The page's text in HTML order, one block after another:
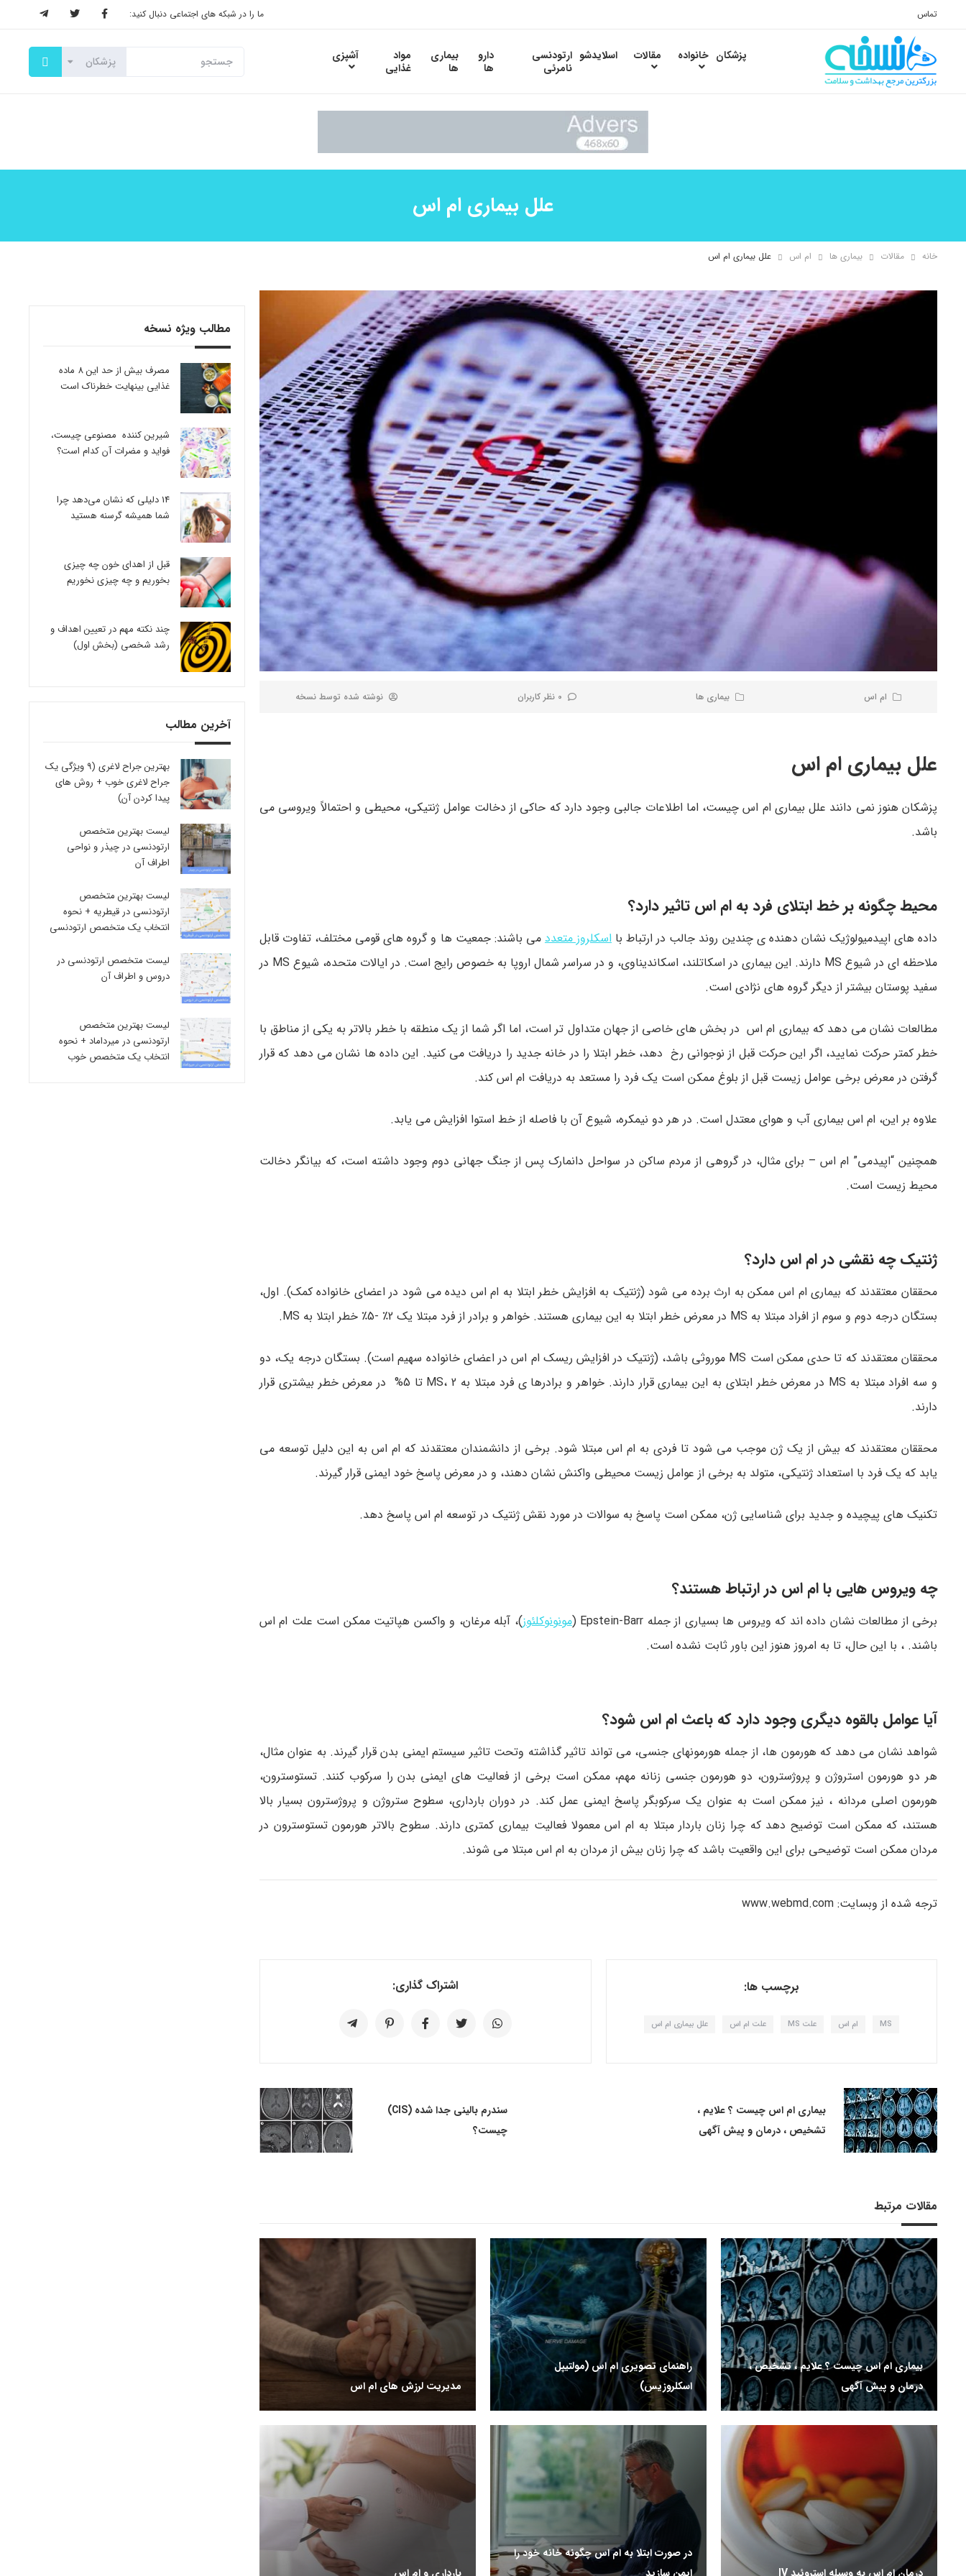
تماس ما را در شبکه های اجتماعی دنبال کنید:
پزشکان خانواده مقالات اسلایدشو ارتودنسی
نامرئی
دارو
ها
بیماری
ها
مواد
غذایی
آشپزی
علل بیماری ام اس
خانه مقالات بیماری ها ام اس علل بیماری ام اس
ام اس بیماری ها 0 نظر کاربران نوشته شده توسط نسخه
علل بیماری ام اس
پزشکان هنوز نمی دانند علل بیماری ام اس چیست، اما اطلاعات جالبی وجود دارد که حاکی از دخالت عوامل ژنتیکی، محیطی و احتمالاً ویروسی می
باشد.
محیط چگونه بر خط ابتلای فرد به ام اس تاثیر دارد؟
داده های اپیدمیولوژیک نشان دهنده ی چندین روند جالب در ارتباط با اسکلروز متعدد می باشند: جمعیت ها و گروه های قومی مختلف، تفاوت قابل
ملاحظه ای در شیوع MS دارند. این بیماری در اسکاتلند، اسکاندیناوی، و در سراسر شمال اروپا به خصوص رایج است. در ایالات متحده، شیوع MS در
سفید پوستان بیشتر از دیگر گروه های نژادی است.
مطالعات نشان می دهد که بیماری ام اس در بخش های خاصی از جهان متداول تر است، اما اگر شما از یک منطقه با خطر بالاتر به یکی از مناطق با
خطر کمتر حرکت نمایید، اگر این حرکت قبل از نوجوانی رخ دهد، خطر ابتلا را در خانه جدید را دریافت می کنید. این داده ها نشان می دهد که قرار
گرفتن در معرض برخی عوامل زیست قبل از بلوغ ممکن است یک فرد را مستعد به دریافت ام اس کند.
علاوه بر این، ام اس بیماری آب و هوای معتدل است. در هر دو نیمکره، شیوع آن با فاصله از خط استوا افزایش می یابد.
همچنین “اپیدمی” ام اس – برای مثال، در گروهی از مردم ساکن در سواحل دانمارک پس از جنگ جهانی دوم وجود داشته است، که بیانگر دخالت
محیط زیست است.
ژنتیک چه نقشی در ام اس دارد؟
محققان معتقدند که بیماری ام اس ممکن به ارث برده می شود (ژنتیک به افزایش خطر ابتلا به ام اس دیده می شود در اعضای خانواده کمک). اول،
بستگان درجه دوم و سوم از افراد مبتلا به MS در معرض خطر ابتلا به این بیماری هستند. خواهر و برادر از فرد مبتلا یک 2٪ -5٪ خطر ابتلا به MS.
محققان معتقدند که تا حدی ممکن است MS موروثی باشد، (ژنتیک در افزایش ریسک ام اس در اعضای خانواده سهیم است). بستگان درجه یک، دو
و سه افراد مبتلا به MS در معرض خطر ابتلای به این بیماری قرار دارند. خواهر و برادرها ی فرد مبتلا به MS، 2 تا 5% در معرض خطر بیشتری قرار
دارند.
محققان معتقدند که بیش از یک ژن موجب می شود تا فردی به ام اس مبتلا شود. برخی از دانشمندان معتقدند که ام اس به این دلیل توسعه می
یابد که یک فرد با استعداد ژنتیکی، متولد به برخی از عوامل زیست محیطی واکنش نشان دهند، و در معرض پاسخ خود ایمنی قرار گیرند.
تکنیک های پیچیده و جدید برای شناسایی ژن، ممکن است پاسخ به سوالات در مورد نقش ژنتیک در توسعه ام اس پاسخ دهد.
چه ویروس هایی با ام اس در ارتباط هستند؟
برخی از مطالعات نشان داده اند که ویروس ها بسیاری از جمله Epstein-Barr ( مونونوکلئوز)، آبله مرغان، و واکسن هپاتیت ممکن است علت ام اس
باشند. ، با این حال، تا به امروز هنوز این باور ثابت نشده است.
آیا عوامل بالقوه دیگری وجود دارد که باعث ام اس شود؟
شواهد نشان می دهد که هورمون ها، از جمله هورمونهای جنسی، می تواند تاثیر گذاشته وتحت تاثیر سیستم ایمنی بدن قرار گیرند. به عنوان مثال،
هر دو هورمون استروژن و پروژسترون، دو هورمون جنسی زنانه مهم، ممکن است برخی از فعالیت های ایمنی بدن را سرکوب کنند. تستوسترون،
هورمون اصلی مردانه ، نیز ممکن است به عنوان یک سرکوبگر پاسخ ایمنی عمل کند. در دوران بارداری، سطوح ستروژن و پروژسترون بسیار بالا
هستند، که ممکن است توضیح دهد که چرا زنان باردار مبتلا به ام اس معمولا فعالیت بیماری کمتری دارند. سطوح بالاتر هورمون تستوسترون در
مردان ممکن است توضیحی برای این واقعیت باشد که چرا زنان بیش از مردان به ام اس مبتلا می شوند.
ترجه شده از وبسایت: www.webmd.com
برچسب ها:
MS ام اس علت MS علت ام اس علل بیماری ام اس
اشتراک گذاری:
بیماری ام اس چیست ؟ علایم ،
تشخیص ، درمان و پیش آگهی
سندرم بالینی جدا شده (CIS)
چیست؟
مقالات مرتبط
بیماری ام اس چیست ؟ علایم ، تشخیص ،
درمان و پیش آگهی
راهنمای تصویری ام اس (مولتیپل
اسکلروزیس)
مدیریت لرزش های ام اس
در صورت ابتلا به ام اس چگونه خانه خود را
مطالب ویژه نسخه
مصرف بیش از حد این 8 ماده
غذایی بینهایت خطرناک است
شیرین کننده مصنوعی چیست،
فواید و مضرات آن کدام است؟
14 دلیلی که نشان می‌دهد چرا
شما همیشه گرسنه هستید
قبل از اهدای خون چه چیزی
بخوریم و چه چیزی نخوریم
چند نکته مهم در تعیین اهداف و
رشد شخصی (بخش اول)
آخرین مطالب
بهترین جراح لاغری (9 ویژگی یک
جراح لاغری خوب + روش های
پیدا کردن آن)
لیست بهترین متخصص
ارتودنسی در چیذر و نواحی
اطراف آن
لیست بهترین متخصص
ارتودنسی در قیطریه + نحوه
انتخاب یک متخصص ارتودنسی
لیست متخصص ارتودنسی در
دروس و اطراف آن
لیست بهترین متخصص
ارتودنسی در میرداماد + نحوه
انتخاب یک متخصص خوب